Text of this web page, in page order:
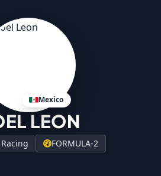
Mexico
LEON
FORMULA-2